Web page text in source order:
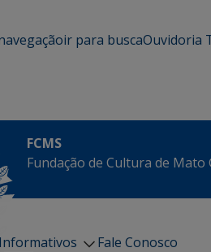
ir para buscaOuvidoria
FCMS
Fundação de Cultura de Mato
Informativos
Fale Conosco